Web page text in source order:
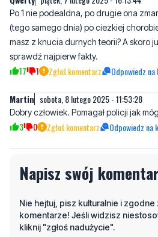
sprawdź najpierw fakty.
17 1 Zgłoś komentarz Odpowiedz
Martin sobota, 8 lutego 2025 - 11:53:28
Dobry człowiek. Pomagał policji jak
Napisz swój
komentarze! Jeśli widzisz
kliknij "zgłoś nadużycie".
Imię / Podpis